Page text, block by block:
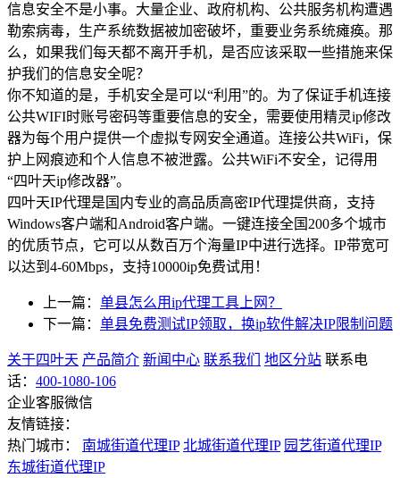
信息安全不是小事。大量企业、政府机构、公共服务机构遭遇
勒索病毒，生产系统数据被加密破坏，重要业务系统瘫痪。那
么，如果我们每天都不离开手机，是否应该采取一些措施来保
护我们的信息安全呢？
你不知道的是，手机安全是可以“利用”的。为了保证手机连接
公共WIFI时账号密码等重要信息的安全，需要使用精灵ip修改
器为每个用户提供一个虚拟专网安全通道。连接公共WiFi，保
护上网痕迹和个人信息不被泄露。公共WiFi不安全，记得用
“四叶天ip修改器”。
四叶天IP代理是国内专业的高品质高密IP代理提供商，支持
Windows客户端和Android客户端。一键连接全国200多个城市
的优质节点，它可以从数百万个海量IP中进行选择。IP带宽可
以达到4-60Mbps，支持10000ip免费试用！
上一篇： 单县怎么用ip代理工具上网？
下一篇： 单县免费测试IP领取，换ip软件解决IP限制问题
关于四叶天 产品简介 新闻中心 联系我们 地区分站 联系电
话： 400-1080-106
企业客服微信
友情链接：
热门城市：
南城街道代理IP 北城街道代理IP 园艺街道代理IP
东城街道代理IP